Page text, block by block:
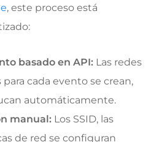
, este proceso está
basado en API:Las redes
cada evento se crean,
automáticamente.
manual:Los SSID, las
de red se configuran